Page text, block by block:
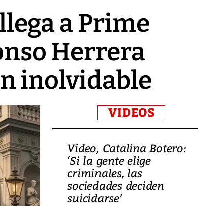
a Prime
Herrera
inolvidable
VIDEOS
Video, Catalina Botero:
‘Si la gente elige
criminales, las
sociedades deciden
suicidarse’